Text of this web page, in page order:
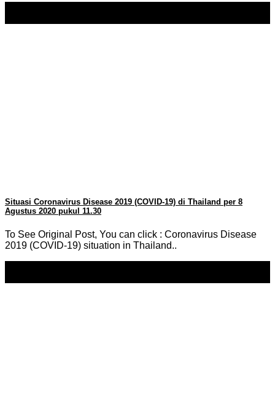
Situasi Coronavirus Disease 2019 (COVID-19) di Thailand per 8
Agustus 2020 pukul 11.30
To See Original Post, You can click : Coronavirus Disease
2019 (COVID-19) situation in Thailand..